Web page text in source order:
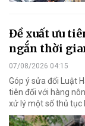
Đề xuất ưu
ngắn thời
07/08/2026 04:15
Góp ý sửa đổi Luật
tiên đối với hàng
xử lý một số thủ tục